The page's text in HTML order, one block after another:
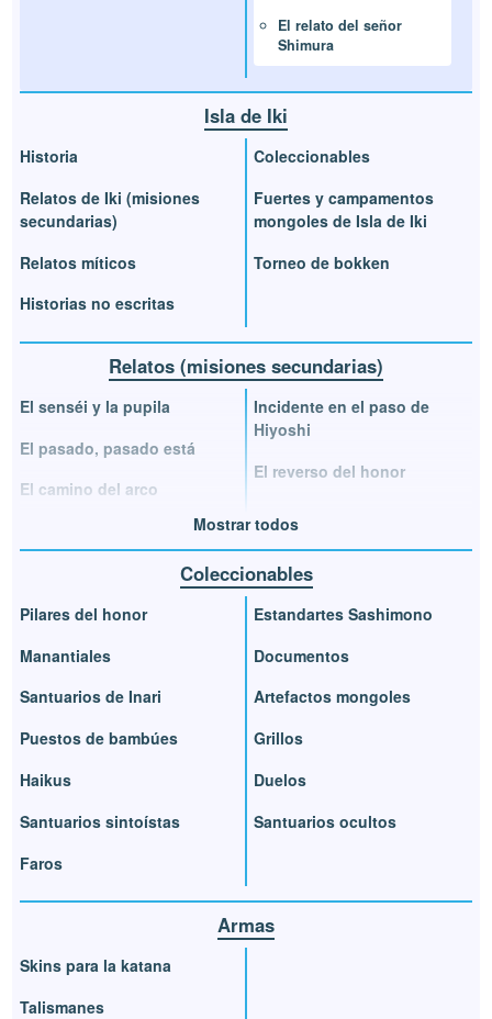
El relato del señor
Shimura
Isla de Iki
Historia
Relatos de Iki (misiones
secundarias)
Relatos míticos
Historias no escritas
Coleccionables
Fuertes y campamentos
mongoles de Isla de Iki
Torneo de bokken
Relatos (misiones secundarias)
El senséi y la pupila
El pasado, pasado está
El camino del arco
Incidente en el paso de
Hiyoshi
El reverso del honor
Mostrar todos
Coleccionables
Pilares del honor
Manantiales
Santuarios de Inari
Puestos de bambúes
Haikus
Santuarios sintoístas
Faros
Estandartes Sashimono
Documentos
Artefactos mongoles
Grillos
Duelos
Santuarios ocultos
Armas
Skins para la katana
Talismanes